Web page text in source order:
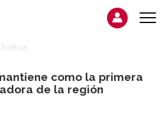
Noticia
como la primera
de la región